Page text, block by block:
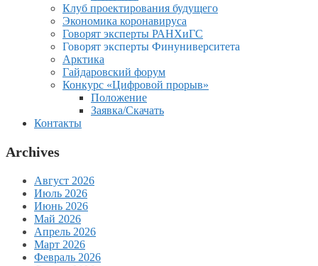
Клуб проектирования будущего
Экономика коронавируса
Говорят эксперты РАНХиГС
Говорят эксперты Финуниверситета
Арктика
Гайдаровский форум
Конкурс «Цифровой прорыв»
Положение
Заявка/Скачать
Контакты
Archives
Август 2026
Июль 2026
Июнь 2026
Май 2026
Апрель 2026
Март 2026
Февраль 2026